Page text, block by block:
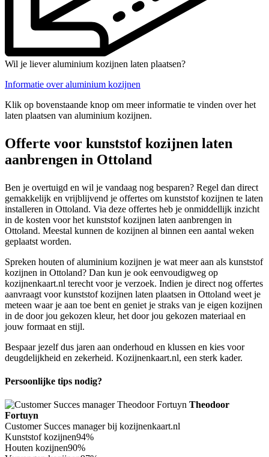
Wil je liever aluminium kozijnen laten plaatsen?
Informatie over aluminium kozijnen
Klik op bovenstaande knop om meer informatie te vinden over het
laten plaatsen van aluminium kozijnen.
Offerte voor kunststof kozijnen laten
aanbrengen in Ottoland
Ben je overtuigd en wil je vandaag nog besparen? Regel dan direct
gemakkelijk en vrijblijvend je offertes om kunststof kozijnen te laten
installeren in Ottoland. Via deze offertes heb je onmiddellijk inzicht
in de kosten voor het kunststof kozijnen laten aanbrengen in
Ottoland. Meestal kunnen de kozijnen al binnen een aantal weken
geplaatst worden.
Spreken houten of aluminium kozijnen je wat meer aan als kunststof
kozijnen in Ottoland? Dan kun je ook eenvoudigweg op
kozijnenkaart.nl terecht voor je verzoek. Indien je direct nog offertes
aanvraagt voor kunststof kozijnen laten plaatsen in Ottoland weet je
meteen waar je aan toe bent en geniet je straks van je eigen kozijnen
in de door jou gekozen kleur, het door jou gekozen materiaal en
jouw formaat en stijl.
Bespaar jezelf dus jaren aan onderhoud en klussen en kies voor
deugdelijkheid en zekerheid. Kozijnenkaart.nl, een sterk kader.
Persoonlijke tips nodig?
Theodoor
Fortuyn
Customer Succes manager bij kozijnenkaart.nl
Kunststof kozijnen94%
Houten kozijnen90%